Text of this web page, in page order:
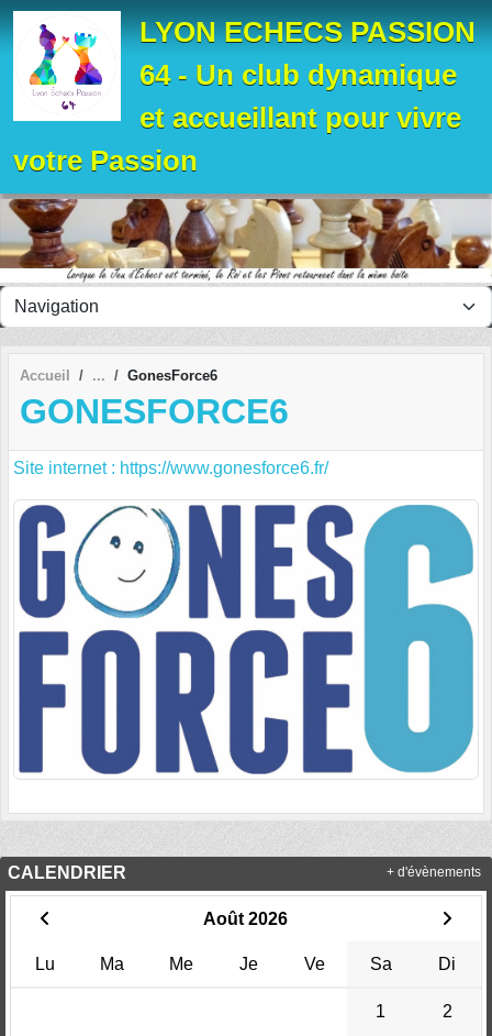
LYON ECHECS PASSION
64 - Un club dynamique
et accueillant pour vivre
votre Passion
Accueil GonesForce6
GONESFORCE6
Site internet : https://www.gonesforce6.fr/
CALENDRIER
Août 2026
Lu Ma Me Je Ve Sa Di
1 2
+ d'évènements
Panneau de gestion des cookies